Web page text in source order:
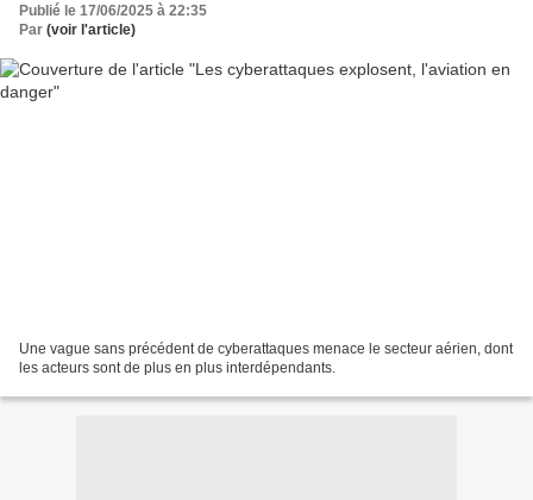
Publié le 17/06/2025 à 22:35
Par (voir l'article)
Une vague sans précédent de cyberattaques menace le secteur aérien, dont
les acteurs sont de plus en plus interdépendants.